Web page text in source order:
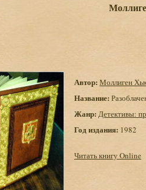
Автор: Моллиген
Название:
Жанр: Детективы:
Год издания: 1982
Читать книгу Online